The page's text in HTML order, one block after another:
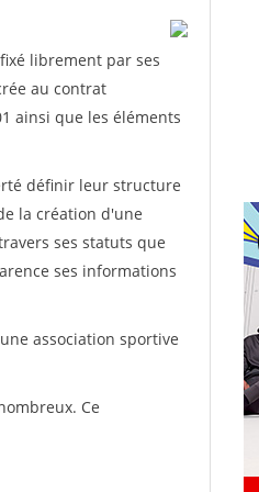
librement par ses
au contrat
ainsi que les éléments
définir leur structure
la création d'une
ses statuts que
ses informations
association sportive
Ce